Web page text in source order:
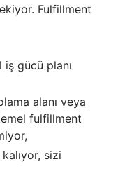
Fulfillment
gücü planı
alanı veya
fulfillment
sizi